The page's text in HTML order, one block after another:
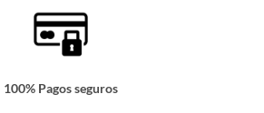
100% Pagos seguros